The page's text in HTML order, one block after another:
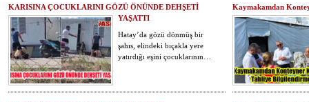
KARISINA ÇOCUKLARINI GÖZÜ ÖNÜNDE DEHŞETİ
YAŞATTI
Hatay’da gözü dönmüş bir
şahıs, elindeki bıçakla yere
yatırdığı eşini çocuklarının…
Kaymakamdan